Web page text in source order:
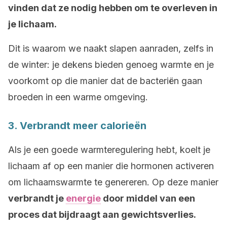
vinden dat ze nodig hebben om te overleven in
je lichaam.
Dit is waarom we naakt slapen aanraden, zelfs in
de winter: je dekens bieden genoeg warmte en je
voorkomt op die manier dat de bacteriën gaan
broeden in een warme omgeving.
3. Verbrandt meer calorieën
Als je een goede warmteregulering hebt, koelt je
lichaam af op een manier die hormonen activeren
om lichaamswarmte te genereren. Op deze manier
verbrandt je energie door middel van een
proces dat bijdraagt aan gewichtsverlies.